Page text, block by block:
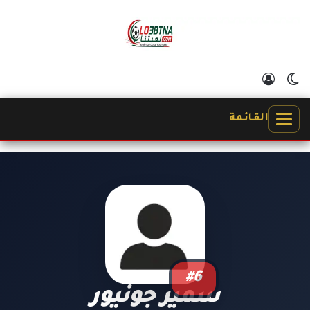
الوضع المظلم
القائمة
#6
سمير جونيور